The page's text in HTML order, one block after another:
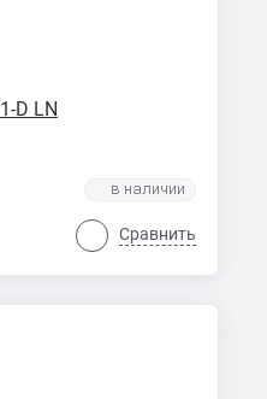
D LN
Сравнить